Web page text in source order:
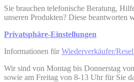
Sie brauchen telefonische Beratung,
unseren Produkten? Diese beantworten
Privatsphäre-Einstellungen
Informationen fürWiederverkäufer/
Wir sind von Montag bis Donnerstag
sowie am Freitag von 8-13 Uhr für Sie